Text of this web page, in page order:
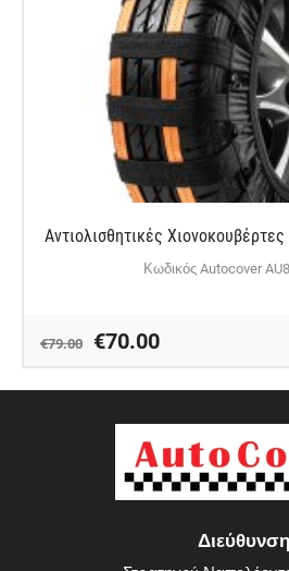
Αντιολισθητικές
Κωδικός Autocover
€79.00 €70.00
Διεύθυνση